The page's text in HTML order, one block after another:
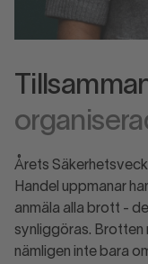
Årets
Handel uppmanar
anmäla alla brott -
synliggöras. Brotten
nämligen inte bara